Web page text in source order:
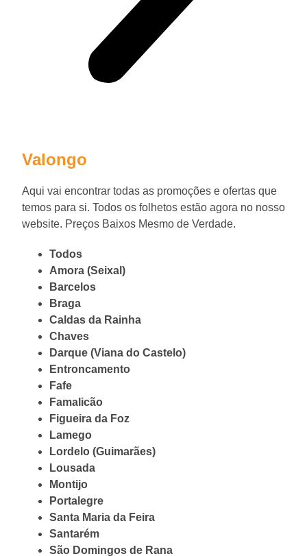
Valongo
Aqui vai encontrar todas as promoções e ofertas que
temos para si. Todos os folhetos estão agora no nosso
website. Preços Baixos Mesmo de Verdade.
Todos
Amora (Seixal)
Barcelos
Braga
Caldas da Rainha
Chaves
Darque (Viana do Castelo)
Entroncamento
Fafe
Famalicão
Figueira da Foz
Lamego
Lordelo (Guimarães)
Lousada
Montijo
Portalegre
Santa Maria da Feira
Santarém
São Domingos de Rana